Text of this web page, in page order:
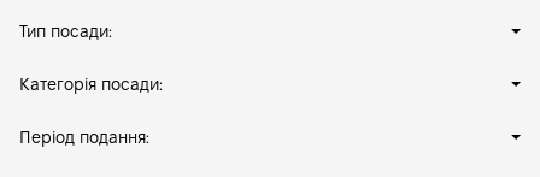
Тип посади:
Категорія посади:
Період подання: